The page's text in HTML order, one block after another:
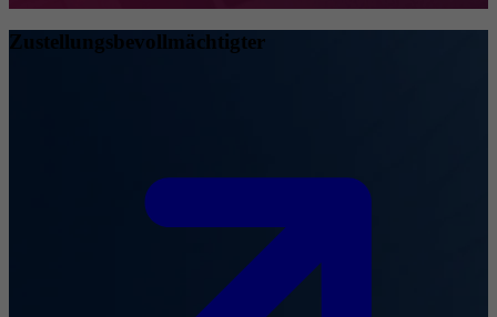
Zustellungsbevollmächtigter